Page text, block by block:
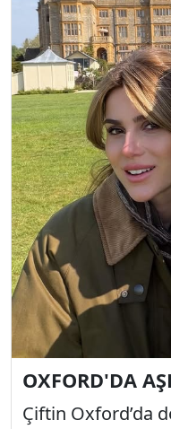
OXFORD'DA
Çiftin Oxford’da